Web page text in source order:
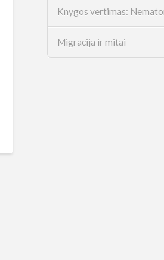
Knygos vertimas:
Migracija ir mitai